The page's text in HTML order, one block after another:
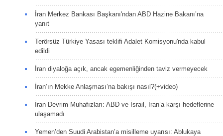
İran Merkez Bankası Başkanı'ndan ABD Hazine Bakanı’na
yanıt
Terörsüz Türkiye Yasası teklifi Adalet Komisyonu'nda kabul
edildi
İran diyaloğa açık, ancak egemenliğinden taviz vermeyecek
İran’ın Mekke Anlaşması’na bakışı nasıl?(+video)
İran Devrim Muhafızları: ABD ve İsrail, İran’a karşı hedeflerine
ulaşamadı
Yemen’den Suudi Arabistan’a misilleme uyarısı: Ablukaya